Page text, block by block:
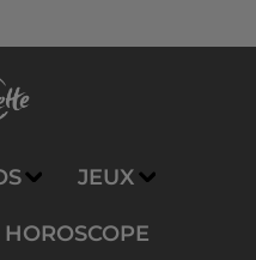
JEUX
HOROSCOPE